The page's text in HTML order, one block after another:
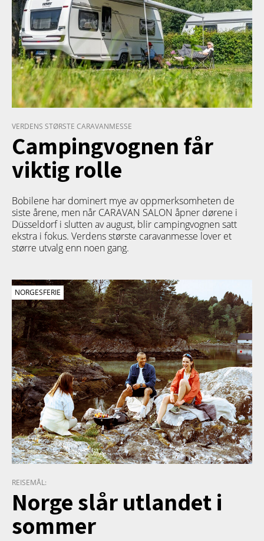
VERDENS STØRSTE CARAVANMESSE
Campingvognen får
viktig rolle
Bobilene har dominert mye av oppmerksomheten de
siste årene, men når CARAVAN SALON åpner dørene i
Düsseldorf i slutten av august, blir campingvognen satt
ekstra i fokus. Verdens største caravanmesse lover et
større utvalg enn noen gang.
NORGESFERIE
REISEMÅL:
Norge slår utlandet i
sommer